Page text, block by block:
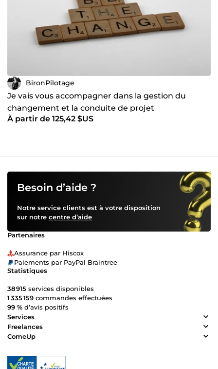
BironPilotage
Je vais vous accompagner dans la gestion du
changement et la conduite de projet
À partir de 125,42 $US
Besoin d’aide ?
Notre service clients est à votre disposition
sur notre centre d’aide
Partenaires
Assurance par Hiscox
Paiements par PayPal Braintree
Statistiques
38 915 services disponibles
1 335 159 commandes effectuées
99 % d’avis positifs
Services
Freelances
ComeUp